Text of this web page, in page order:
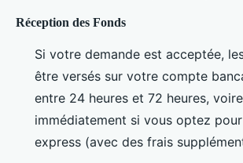
Réception des Fonds
Si votre demande est acceptée,
être versés sur votre compte
entre 24 heures et 72 heures, voire
immédiatement si vous optez pour
express (avec des frais